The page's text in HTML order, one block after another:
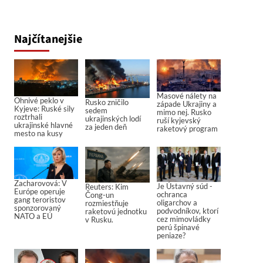
Najčítanejšie
Ohnivé peklo v
Kyjeve: Ruské sily
roztrhali
ukrajinské hlavné
mesto na kusy
Rusko zničilo
sedem
ukrajinských lodí
za jeden deň
Masové nálety na
západe Ukrajiny a
mimo nej. Rusko
ruší kyjevský
raketový program
Zacharovová: V
Európe operuje
gang teroristov
sponzorovaný
NATO a EÚ
Reuters: Kim
Čong-un
rozmiestňuje
raketovú jednotku
v Rusku.
Je Ústavný súd -
ochranca
oligarchov a
podvodníkov, ktorí
cez mimovládky
perú špinavé
peniaze?